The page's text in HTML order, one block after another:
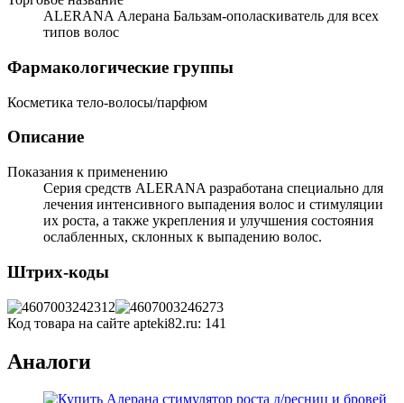
ALERANA Алерана Бальзам-ополаскиватель для всех
типов волос
Фармакологические группы
Косметика тело-волосы/парфюм
Описание
Показания к применению
Серия средств ALERANA разработана специально для
лечения интенсивного выпадения волос и стимуляции
их роста, а также укрепления и улучшения состояния
ослабленных, склонных к выпадению волос.
Штрих-коды
Код товара на сайте apteki82.ru: 141
Аналоги